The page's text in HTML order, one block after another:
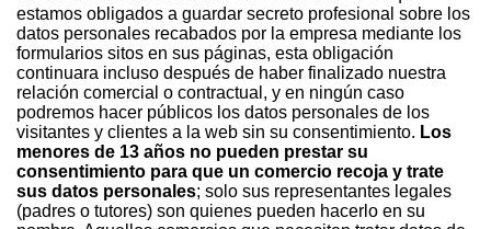
estamos obligados a guardar secreto profesional sobre los
datos personales recabados por la empresa mediante los
formularios sitos en sus páginas, esta obligación
continuara incluso después de haber finalizado nuestra
relación comercial o contractual, y en ningún caso
podremos hacer públicos los datos personales de los
visitantes y clientes a la web sin su consentimiento. Los
menores de 13 años no pueden prestar su
consentimiento para que un comercio recoja y trate
sus datos personales; solo sus representantes legales
(padres o tutores) son quienes pueden hacerlo en su